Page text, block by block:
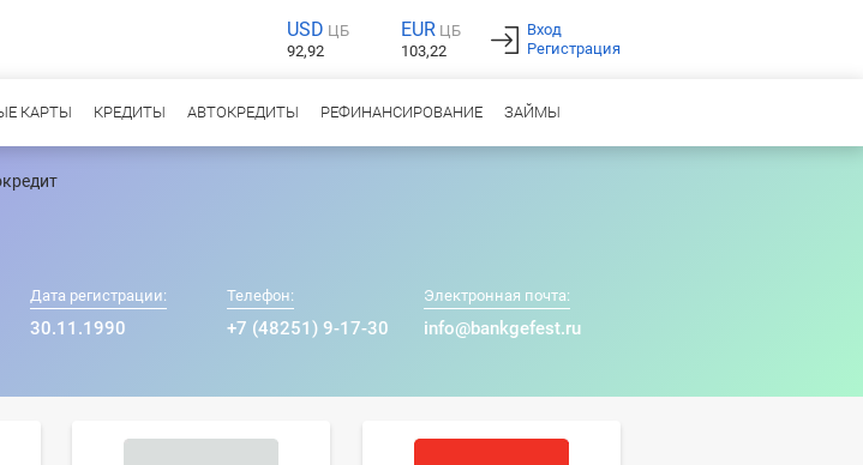
USD ЦБ
92,92
EUR ЦБ
103,22
Вход
Регистрация
КАРТЫ КРЕДИТЫ АВТОКРЕДИТЫ РЕФИНАНСИРОВАНИЕ ЗАЙМЫ
Дата регистрации:
30.11.1990
Телефон:
+7 (48251) 9-17-30
Электронная почта:
info@bankgefest.ru